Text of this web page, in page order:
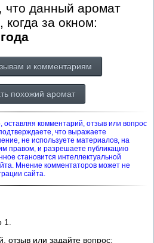
что данный аромат
когда за окном:
и комментариям
похожий аромат
оставляя комментарий, отзыв или вопрос
что выражаете
не используете материалов, на
правом, и разрешаете публикацию
становится интеллектуальной
Мнение комментаторов может не
сайта.
1
отзыв или задайте вопрос: